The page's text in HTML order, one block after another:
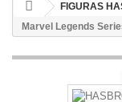
FIGURAS
Marvel Legends